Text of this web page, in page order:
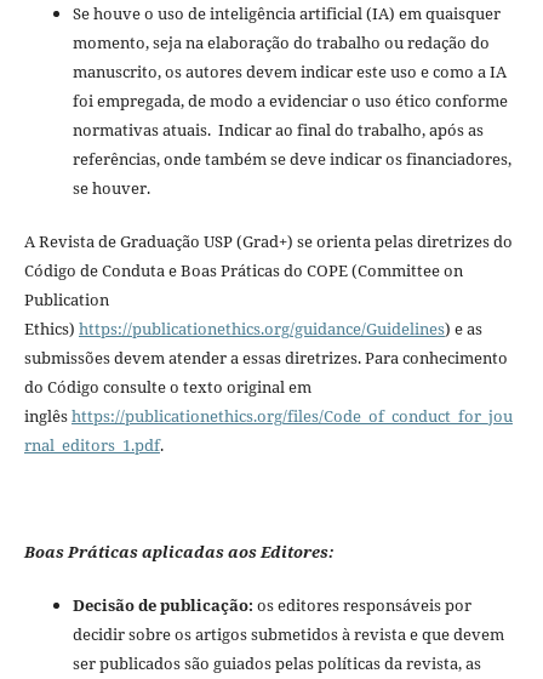
Se houve o uso de inteligência artificial (IA) em quaisquer
momento, seja na elaboração do trabalho ou redação do
manuscrito, os autores devem indicar este uso e como a IA
foi empregada, de modo a evidenciar o uso ético conforme
normativas atuais. Indicar ao final do trabalho, após as
referências, onde também se deve indicar os financiadores,
se houver.
A Revista de Graduação USP (Grad+) se orienta pelas diretrizes do
Código de Conduta e Boas Práticas do COPE (Committee on
Publication
Ethics) https://publicationethics.org/guidance/Guidelines) e as
submissões devem atender a essas diretrizes. Para conhecimento
do Código consulte o texto original em
inglêshttps://publicationethics.org/files/Code_of_conduct_for_jou
rnal_editors_1.pdf.
Boas Práticas aplicadas aos Editores:
Decisão de publicação: os editores responsáveis por
decidir sobre os artigos submetidos à revista e que devem
ser publicados são guiados pelas políticas da revista, as